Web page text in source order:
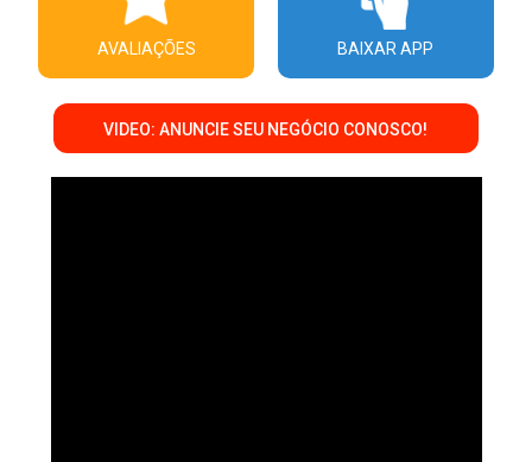
AVALIAÇÕES BAIXAR APP
VIDEO: ANUNCIE SEU NEGÓCIO CONOSCO!